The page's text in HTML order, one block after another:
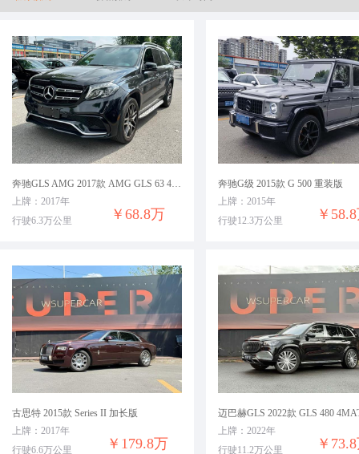
奔驰GLS AMG 2017款 AMG GLS 63 4MATIC
￥68.8万
上牌：2017年
行驶6.3万公里
奔驰G级 2015款 G 500 重装版
￥
上牌：2015年
行驶12.3万公里
古思特 2015款 Series II 加长版
￥179.8万
上牌：2017年
行驶6.6万公里
迈巴赫GLS 2022款 GLS 480
￥
上牌：2022年
行驶11.2万公里